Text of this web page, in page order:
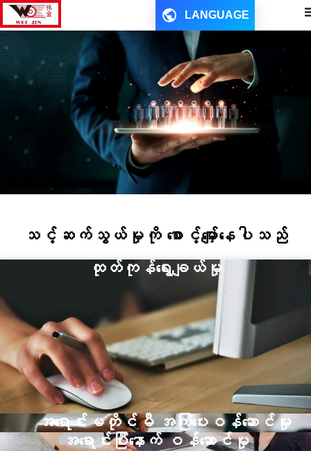
LANGUAGE
သင့်ဆက်သွယ်မှုကို စောင့်မျှော်နေပါသည်
ထုတ်ကုန်ရွေးချယ်မှု
အရောင်းမတိုင်မီ အကြံပေးဝန်ဆောင်မှု
အရောင်းပြီးနောက် ဝန်ဆောင်မှု